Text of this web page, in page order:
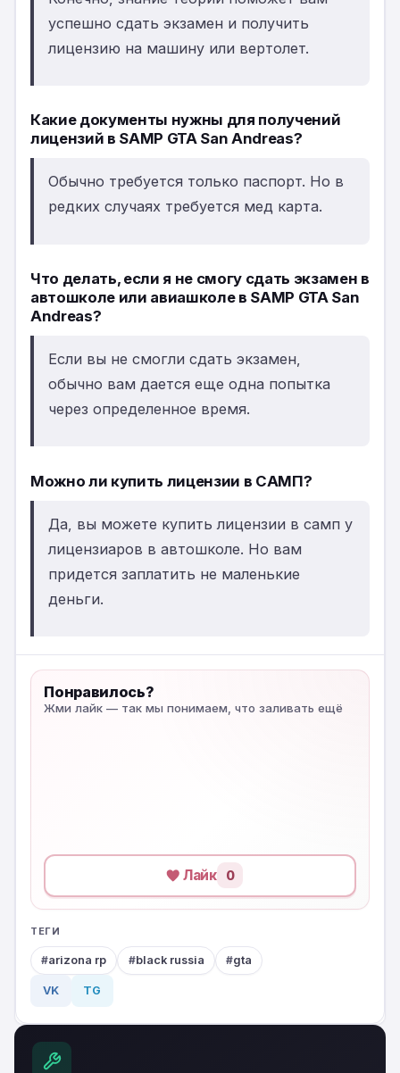
успешно сдать экзамен и получить
лицензию на машину или вертолет.
Какие документы нужны для получений
лицензий в SAMP GTA San Andreas?
Обычно требуется только паспорт. Но в
редких случаях требуется мед карта.
Что делать, если я не смогу сдать экзамен в
автошколе или авиашколе в SAMP GTA San
Andreas?
Если вы не смогли сдать экзамен,
обычно вам дается еще одна попытка
через определенное время.
Можно ли купить лицензии в САМП?
Да, вы можете купить лицензии в самп у
лицензиаров в автошколе. Но вам
придется заплатить не маленькие
деньги.
Понравилось?
Жми лайк — так мы понимаем, что заливать ещё
Лайк 0
ТЕГИ
arizona rp black russia gta
VK TG